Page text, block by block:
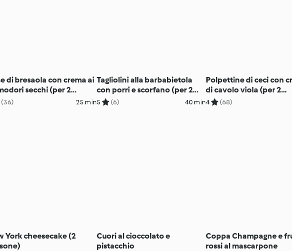
di bresaola con crema ai
secchi (per 2
(36) 25 min
Tagliolini alla barbabietola
con porri e scorfano (per 2
persone)
5 (6) 40 min
Polpettine di ceci con
di cavolo viola (per 2
persone)
4 (68)
York cheesecake (2
Cuori al cioccolato e
pistacchio
Coppa Champagne e
rossi al mascarpone